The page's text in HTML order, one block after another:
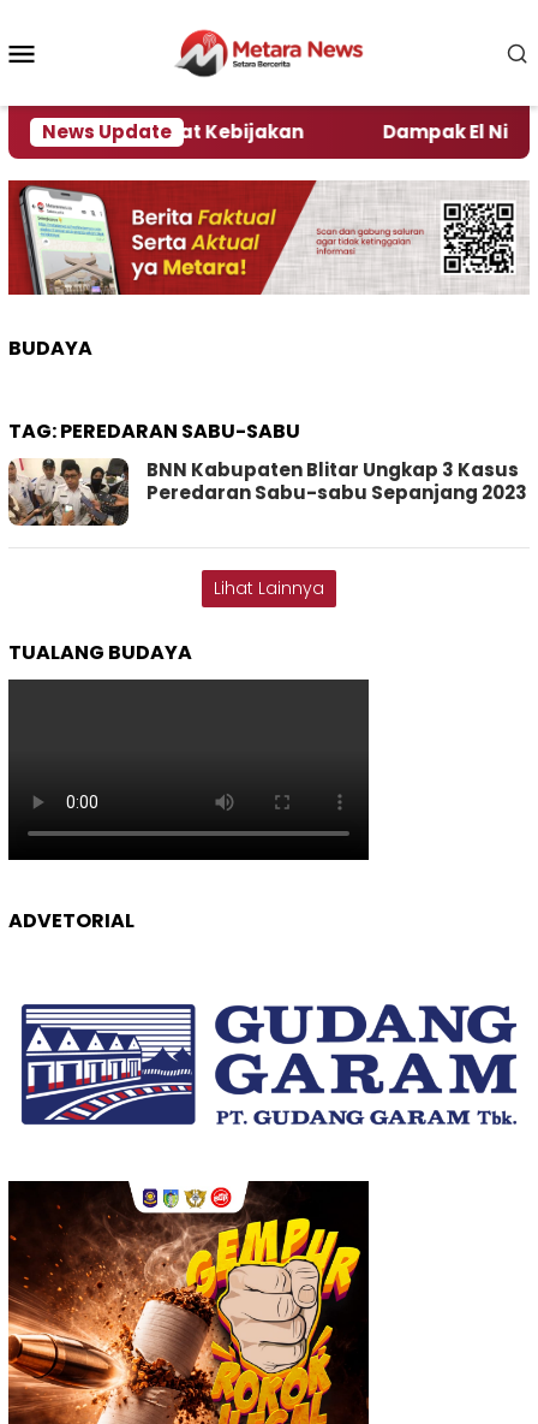
konten
News Update
Kata Pengamat Kebijakan Dampak El Nino,
BUDAYA
TAG:PEREDARAN SABU-SABU
BNN Kabupaten Blitar Ungkap 3 Kasus
Peredaran Sabu-sabu Sepanjang 2023
Lihat Lainnya
TUALANG BUDAYA
ADVETORIAL